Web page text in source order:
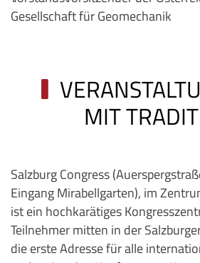
Gesellschaft für Geomechanik
MIT
Salzburg Congress
Eingang Mirabellgarten), im
ist ein hochkarätiges
Teilnehmer mitten in der
die erste Adresse für alle